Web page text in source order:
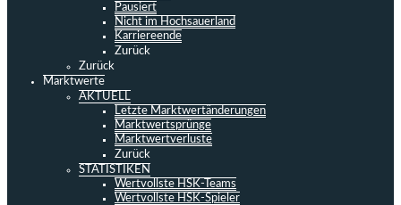
Pausiert
Nicht im Hochsauerland
Karriereende
Zurück
Zurück
Marktwerte
AKTUELL
Letzte Marktwertänderungen
Marktwertsprünge
Marktwertverluste
Zurück
STATISTIKEN
Wertvollste HSK-Teams
Wertvollste HSK-Spieler